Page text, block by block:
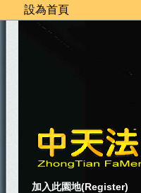
設為首頁
加入此園地(Register)